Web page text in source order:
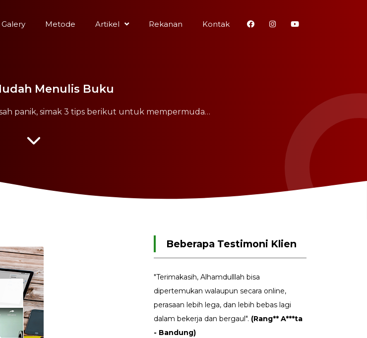
Galery Metode Artikel Rekanan Kontak
Menulis Buku
panik, simak 3 tips berikut untuk mempermuda…
Beberapa Testimoni Klien
"Terimakasih, Alhamdulllah bisa
dipertemukan walaupun secara online,
perasaan lebih lega, dan lebih bebas lagi
dalam bekerja dan bergaul". (Rang** A***ta
- Bandung)